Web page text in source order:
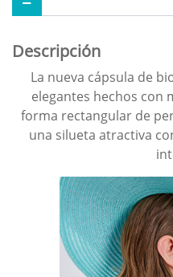
Descripción
La nueva cápsula de
elegantes hechos con
forma rectangular de
una silueta atractiva